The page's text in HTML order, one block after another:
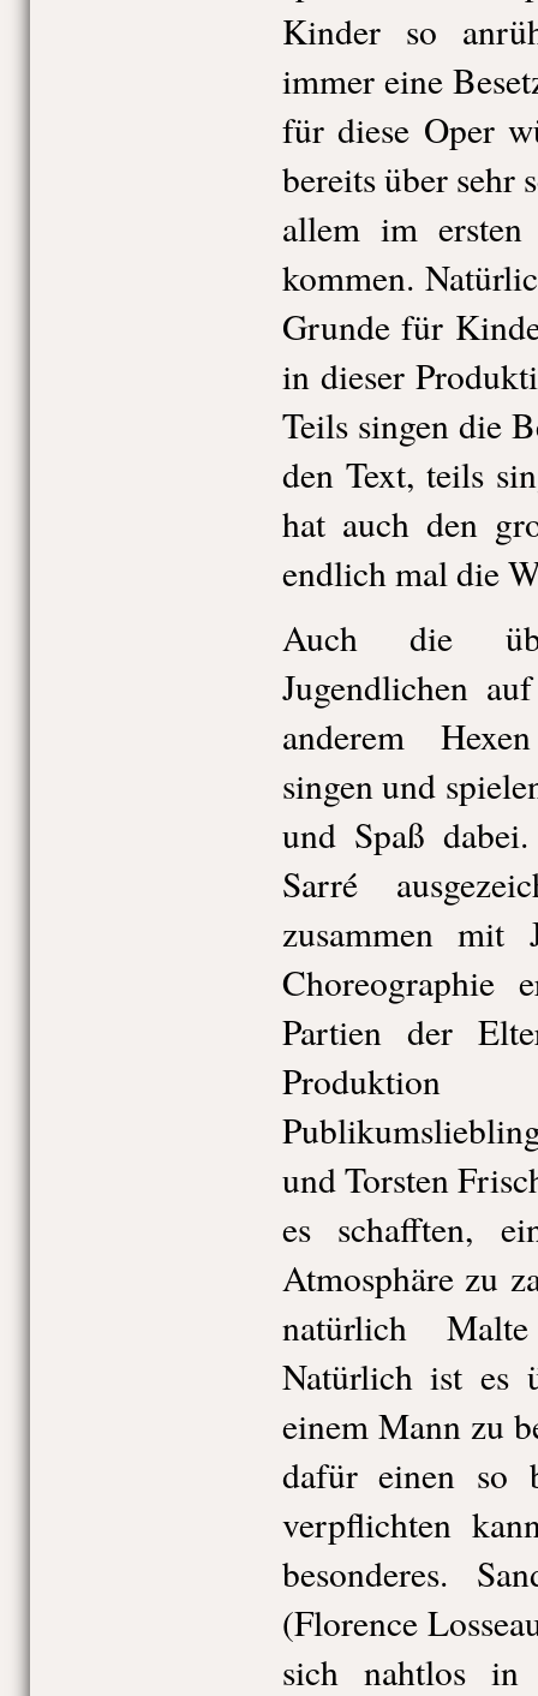
Kinder so
immer eine
für diese Oper
bereits über sehr
allem im
kommen.
Grunde für
in dieser
Teils singen die
den Text, teils
hat auch den
endlich mal die
Auch die
Jugendlichen
anderem
singen und
und Spaß
Sarré
zusammen mit
Choreographie
Partien der
und Torsten
es schafften,
Atmosphäre zu
natürlich
Natürlich ist es
einem Mann zu
dafür einen so
verpflichten
besonderes.
(Florence
sich nahtlos